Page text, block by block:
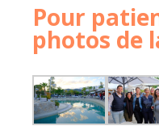
Pour
photos de